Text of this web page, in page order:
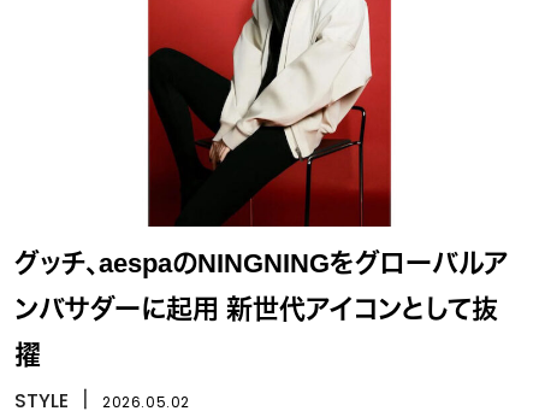
グッチ、aespaのNINGNINGをグローバルア
ンバサダーに起用 新世代アイコンとして抜
擢
STYLE 2026.05.02